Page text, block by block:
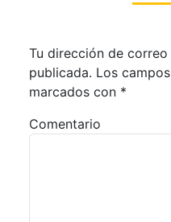
Tu dirección de
publicada. Los
marcados con *
Comentario